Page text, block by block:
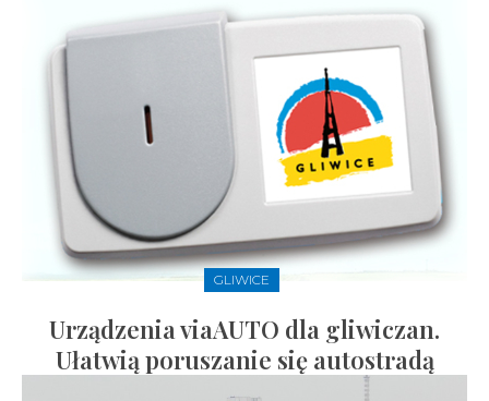
GLIWICE
Urządzenia viaAUTO dla gliwiczan.
Ułatwią poruszanie się autostradą